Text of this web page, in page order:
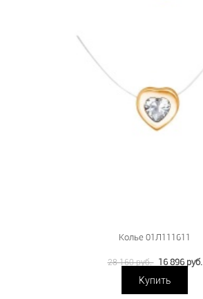
Колье 01Л111611
28 160 руб. 16 896 руб.
Купить